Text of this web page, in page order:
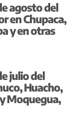
agosto del
en Chupaca,
y en otras
julio del
Huacho,
Moquegua,